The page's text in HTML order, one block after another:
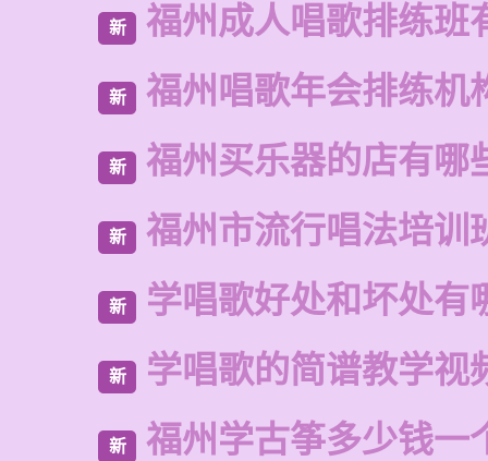
新 福州成人唱歌排练班
新 福州唱歌年会排练机
新 福州买乐器的店有哪
新 福州市流行唱法培训
新 学唱歌好处和坏处有
新 学唱歌的简谱教学视
新 福州学古筝多少钱一